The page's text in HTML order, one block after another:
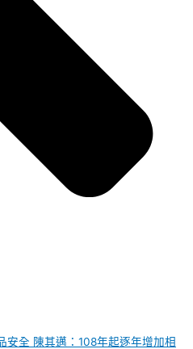
安全 陳其邁：108年起逐年增加相